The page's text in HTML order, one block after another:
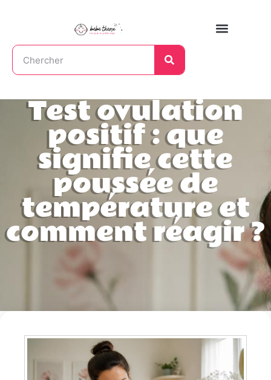
Test ovulation
positif : que
signifie cette
poussée de
température et
comment réagir ?